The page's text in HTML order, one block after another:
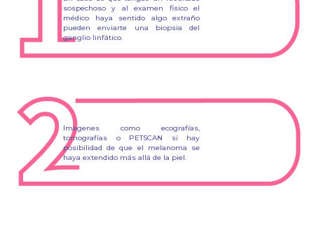
sospechoso y al examen fisico el
médico haya sentido algo extraño
pueden enviarte una biopsia del
ganglio linfático.
Imagenes como ecografías,
tomografías o PETSCAN si hay
posibilidad de que el melanoma se
haya extendido más allá de la piel.